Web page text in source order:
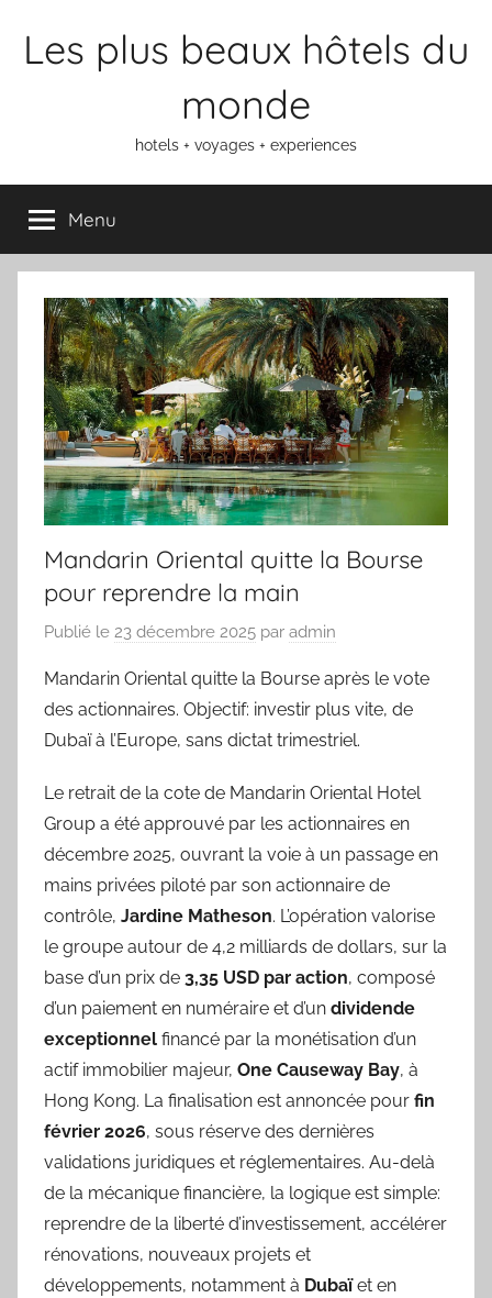
Les plus beaux hôtels du
monde
hotels + voyages + experiences
Menu
Mandarin Oriental quitte la Bourse
pour reprendre la main
Publié le 23 décembre 2025 par admin
Mandarin Oriental quitte la Bourse après le vote
des actionnaires. Objectif: investir plus vite, de
Dubaï à l’Europe, sans dictat trimestriel.
Le retrait de la cote de Mandarin Oriental Hotel
Group a été approuvé par les actionnaires en
décembre 2025, ouvrant la voie à un passage en
mains privées piloté par son actionnaire de
contrôle, Jardine Matheson. L’opération valorise
le groupe autour de 4,2 milliards de dollars, sur la
base d’un prix de 3,35 USD par action, composé
d’un paiement en numéraire et d’un dividende
exceptionnel financé par la monétisation d’un
actif immobilier majeur, One Causeway Bay, à
Hong Kong. La finalisation est annoncée pour fin
février 2026, sous réserve des dernières
validations juridiques et réglementaires. Au-delà
de la mécanique financière, la logique est simple:
reprendre de la liberté d’investissement, accélérer
rénovations, nouveaux projets et
développements, notamment à Dubaïet en